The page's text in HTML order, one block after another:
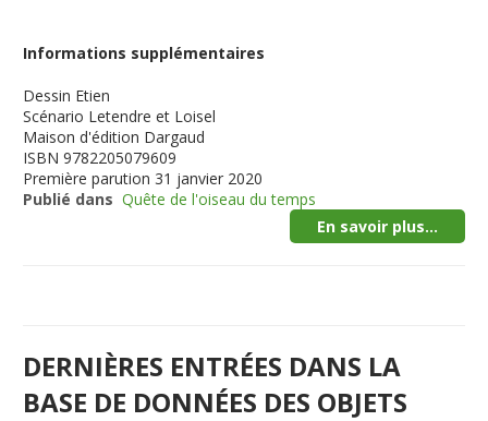
Informations supplémentaires
Dessin Etien
Scénario Letendre et Loisel
Maison d'édition Dargaud
ISBN 9782205079609
Première parution 31 janvier 2020
Publié dans Quête de l'oiseau du temps
En savoir plus...
DERNIÈRES ENTRÉES DANS LA
BASE DE DONNÉES DES OBJETS